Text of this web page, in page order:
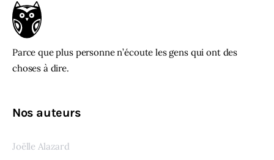
Parce que plus personne n’écoute les gens qui ont des
choses à dire.
Nos auteurs
Joëlle Alazard